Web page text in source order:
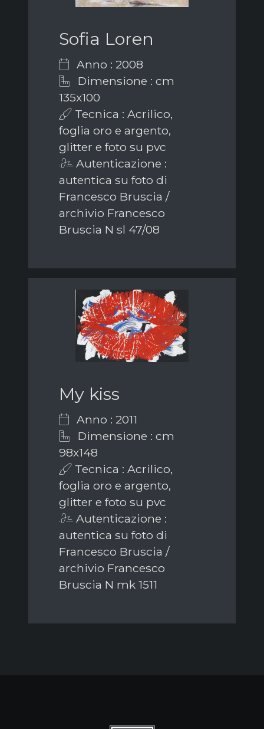
Sofia Loren
Anno : 2008
Dimensione : cm
135x100
Tecnica : Acrilico,
foglia oro e argento,
glitter e foto su pvc
Autenticazione :
autentica su foto di
Francesco Bruscia /
archivio Francesco
Bruscia N sl 47/08
My kiss
Anno : 2011
Dimensione : cm
98x148
Tecnica : Acrilico,
foglia oro e argento,
glitter e foto su pvc
Autenticazione :
autentica su foto di
Francesco Bruscia /
archivio Francesco
Bruscia N mk 1511